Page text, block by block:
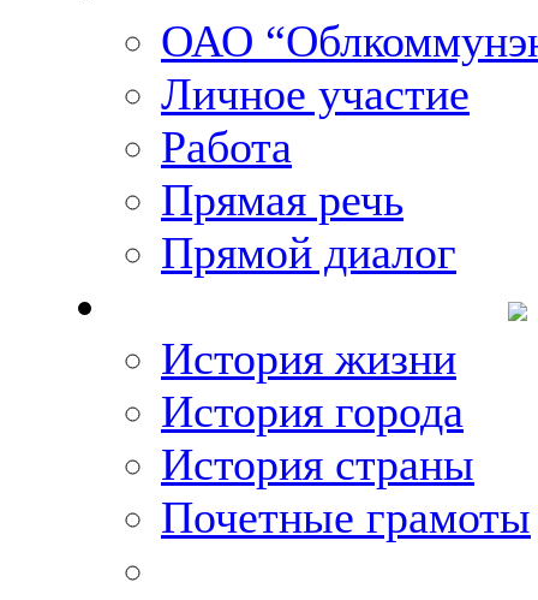
ОАО
Личное участие
Работа
Прямая речь
Прямой диалог
История жизни
История города
История страны
Почетные грамоты